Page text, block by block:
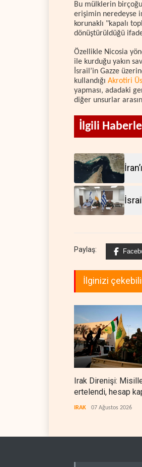
Bu mülklerin
erişimin neredeyse
korunaklı "kapalı
dönüştürüldüğü
Özellikle Nicosia
ile kurduğu yakın
İsrail’in Gazze
kullandığı Akrotiri
yapması, adadaki
diğer unsurlar
İlgili
Paylaş:
İlginizi
Irak Direnişi:
ertelendi, hesap
IRAK 07 Ağustos 2026